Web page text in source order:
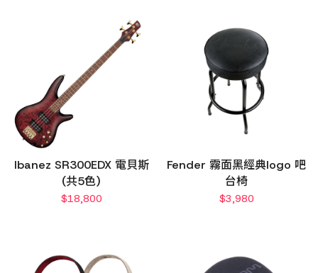
Ibanez SR300EDX 電貝斯
(共5色)
$18,800
Fender 霧面黑經典logo 吧
台椅
$3,980